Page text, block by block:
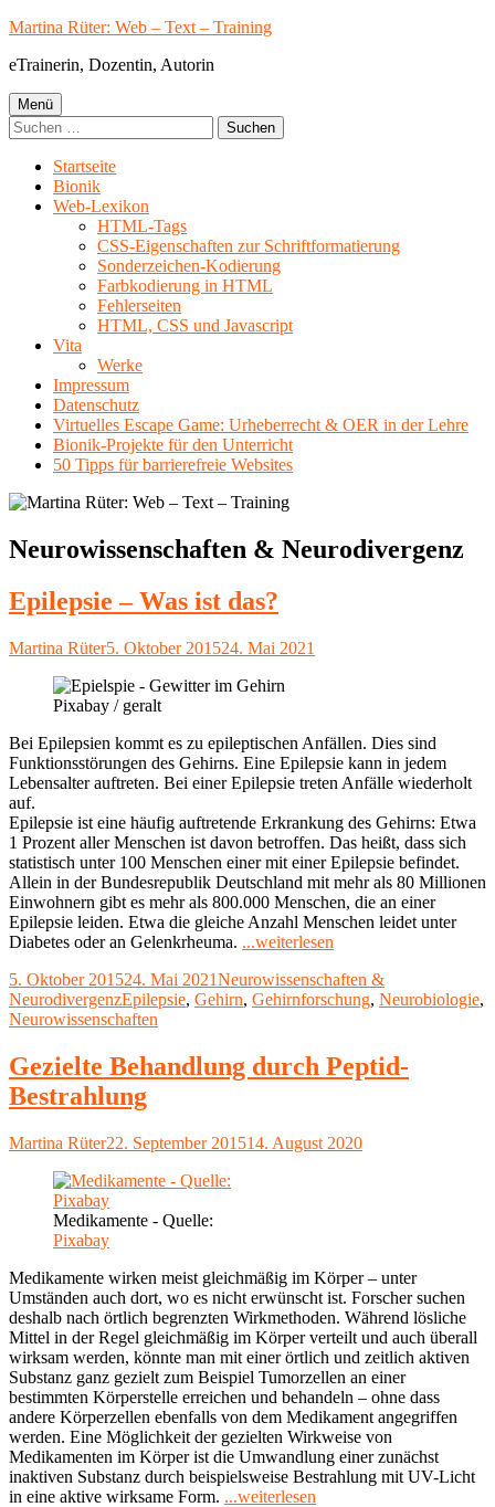
Springe
Inhalt
Martina Rüter: Web – Text – Training
eTrainerin, Dozentin, Autorin
Primäres
Menü
Menü
Suchen
nach:
Startseite
Bionik
Web-Lexikon
HTML-Tags
CSS-Eigenschaften zur Schriftformatierung
Sonderzeichen-Kodierung
Farbkodierung in HTML
Fehlerseiten
HTML, CSS und Javascript
Vita
Werke
Impressum
Datenschutz
Virtuelles Escape Game: Urheberrecht & OER in der Lehre
Bionik-Projekte für den Unterricht
50 Tipps für barrierefreie Websites
Kategorie:
Neurowissenschaften & Neurodivergenz
Epilepsie – Was ist das?
Autor
Martina RüterVeröffentlicht
5. Oktober 201524. Mai 2021
Pixabay / geralt
Bei Epilepsien kommt es zu epileptischen Anfällen. Dies sind
Funktionsstörungen des Gehirns. Eine Epilepsie kann in jedem
Lebensalter auftreten. Bei einer Epilepsie treten Anfälle wiederholt
auf.
Epilepsie ist eine häufig auftretende Erkrankung des Gehirns: Etwa
1 Prozent aller Menschen ist davon betroffen. Das heißt, dass sich
statistisch unter 100 Menschen einer mit einer Epilepsie befindet.
Allein in der Bundesrepublik Deutschland mit mehr als 80 Millionen
Einwohnern gibt es mehr als 800.000 Menschen, die an einer
Epilepsie leiden. Etwa die gleiche Anzahl Menschen leidet unter
Diabetes oder an Gelenkrheuma. ...weiterlesen
Was
ist
Veröffentlicht
am
5. Oktober 201524. Mai 2021Kategorien
Neurowissenschaften &
NeurodivergenzSchlagwörter
Epilepsie, Gehirn, Gehirnforschung, Neurobiologie,
Neurowissenschaften
Gezielte Behandlung durch Peptid-
Bestrahlung
Autor
Martina RüterVeröffentlicht
22. September 201514. August 2020
Medikamente - Quelle:
Pixabay
Medikamente wirken meist gleichmäßig im Körper – unter
Umständen auch dort, wo es nicht erwünscht ist. Forscher suchen
deshalb nach örtlich begrenzten Wirkmethoden. Während lösliche
Mittel in der Regel gleichmäßig im Körper verteilt und auch überall
wirksam werden, könnte man mit einer örtlich und zeitlich aktiven
Substanz ganz gezielt zum Beispiel Tumorzellen an einer
bestimmten Körperstelle erreichen und behandeln – ohne dass
andere Körperzellen ebenfalls von dem Medikament angegriffen
werden. Eine Möglichkeit der gezielten Wirkweise von
Medikamenten im Körper ist die Umwandlung einer zunächst
inaktiven Substanz durch beispielsweise Bestrahlung mit UV-Licht
in eine aktive wirksame Form. ...weiterlesen